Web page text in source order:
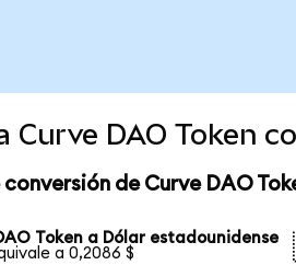
Curve DAO Token
conversión de Curve DAO
Token a Dólar estadounidense
a 0,2086 $